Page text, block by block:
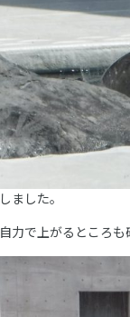
しました。
自力で上がるところも